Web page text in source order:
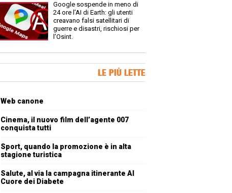
Google sospende in meno di
24 ore l’AI di Earth: gli utenti
creavano falsi satellitari di
guerre e disastri, rischiosi per
l’Osint.
LE PIÙ LETTE
Web canone
Cinema, il nuovo film dell’agente 007
conquista tutti
Sport, quando la promozione è in alta
stagione turistica
Salute, al via la campagna itinerante Al
Cuore dei Diabete